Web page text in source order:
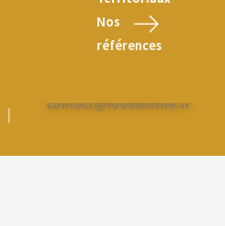
Nos
références
|
contact@foodbiome.fr